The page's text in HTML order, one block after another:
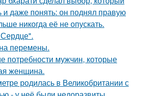
и даже понять: он поднял правую
никогда её не опускать.
перемены.
потребности мужчин, которые
женщина.
родилась в Великобритании с